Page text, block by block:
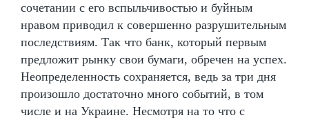
сочетании с его вспыльчивостью и буйным
нравом приводил к совершенно разрушительным
последствиям. Так что банк, который первым
предложит рынку свои бумаги, обречен на успех.
Неопределенность сохраняется, ведь за три дня
произошло достаточно много событий, в том
числе и на Украине. Несмотря на то что с